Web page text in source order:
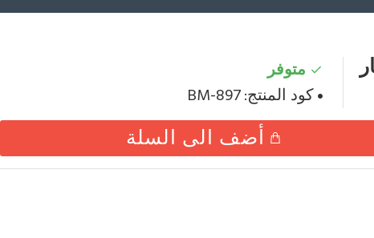
متوفر
كود المنتج:BM-897
أضف الى السلة